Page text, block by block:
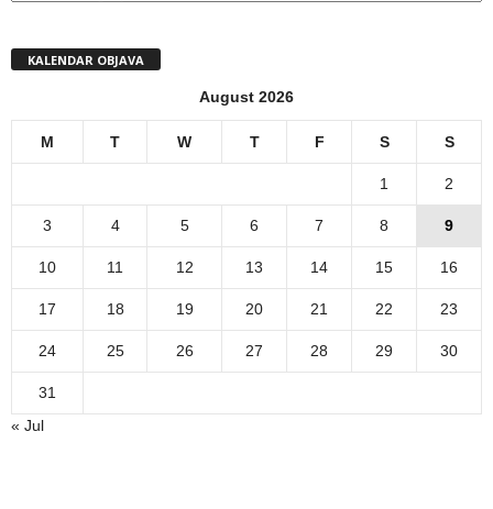
KALENDAR OBJAVA
August 2026
M T W T F S S
1 2
3 4 5 6 7 8 9
10 11 12 13 14 15 16
17 18 19 20 21 22 23
24 25 26 27 28 29 30
31
« Jul